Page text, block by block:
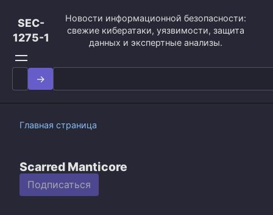
контенту
SEC-
1275-1
Новости информационной безопасности:
свежие кибератаки, уязвимости, защита
данных и экспертные анализы.
Search
for:
Главная страница
Scarred Manticore
Подписаться